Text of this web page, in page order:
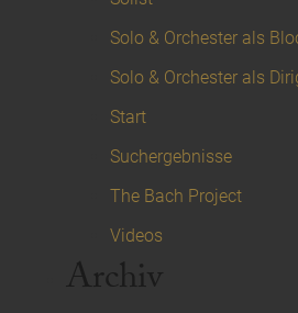
Solo & Orchester als
Solo & Orchester als
Start
Suchergebnisse
The Bach Project
Videos
Archiv